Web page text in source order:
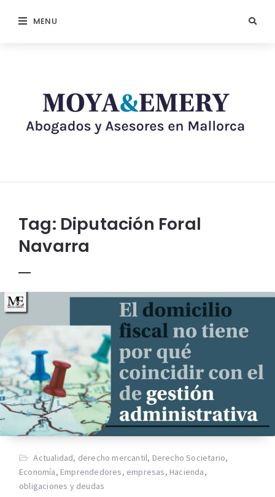
MENU
Tag: Diputación Foral
Navarra
Actualidad, derecho mercantil, Derecho Societario,
Economía, Emprendedores, empresas, Hacienda,
obligaciones y deudas